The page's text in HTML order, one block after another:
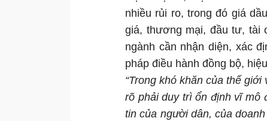
nhiều rủi ro, trong đó giá
giá, thương mại, đầu tư, tài
ngành cần nhận diện, xác
pháp điều hành đồng bộ,
“Trong khó khăn của thế
rõ phải duy trì ổn định vĩ mô
tin của người dân, của